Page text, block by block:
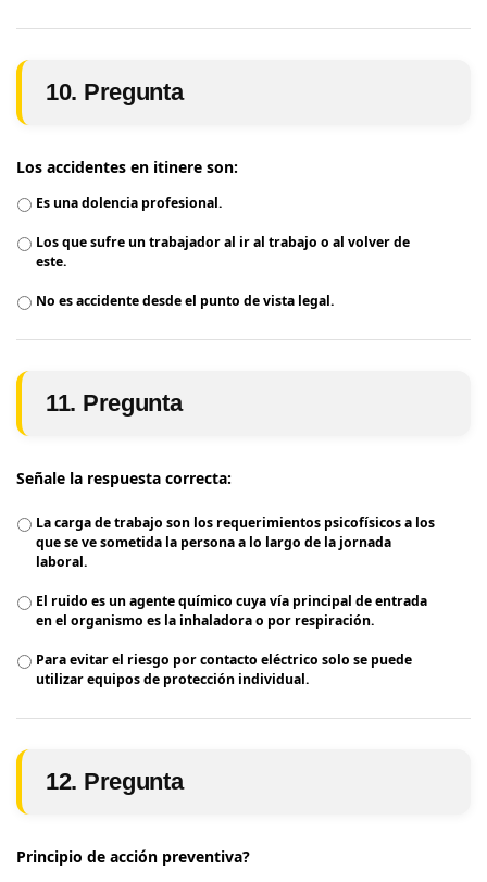
10. Pregunta
Los accidentes en itinere son:
Es una dolencia profesional.
Los que sufre un trabajador al ir al trabajo o al volver de
este.
No es accidente desde el punto de vista legal.
11. Pregunta
Señale la respuesta correcta:
La carga de trabajo son los requerimientos psicofísicos a los
que se ve sometida la persona a lo largo de la jornada
laboral.
El ruido es un agente químico cuya vía principal de entrada
en el organismo es la inhaladora o por respiración.
Para evitar el riesgo por contacto eléctrico solo se puede
utilizar equipos de protección individual.
12. Pregunta
Principio de acción preventiva?